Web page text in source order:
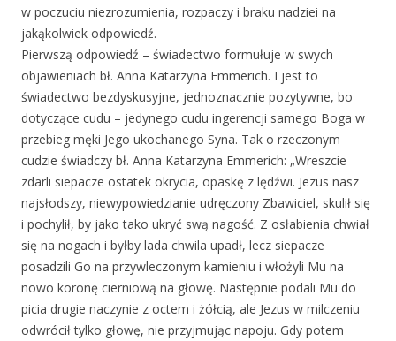
w poczuciu niezrozumienia, rozpaczy i braku nadziei na
jakąkolwiek odpowiedź.
Pierwszą odpowiedź – świadectwo formułuje w swych
objawieniach bł. Anna Katarzyna Emmerich. I jest to
świadectwo bezdyskusyjne, jednoznacznie pozytywne, bo
dotyczące cudu – jedynego cudu ingerencji samego Boga w
przebieg męki Jego ukochanego Syna. Tak o rzeczonym
cudzie świadczy bł. Anna Katarzyna Emmerich: „Wreszcie
zdarli siepacze ostatek okrycia, opaskę z lędźwi. Jezus nasz
najsłodszy, niewypowiedzianie udręczony Zbawiciel, skulił się
i pochylił, by jako tako ukryć swą nagość. Z osłabienia chwiał
się na nogach i byłby lada chwila upadł, lecz siepacze
posadzili Go na przywleczonym kamieniu i włożyli Mu na
nowo koronę cierniową na głowę. Następnie podali Mu do
picia drugie naczynie z octem i żółcią, ale Jezus w milczeniu
odwrócił tylko głowę, nie przyjmując napoju. Gdy potem